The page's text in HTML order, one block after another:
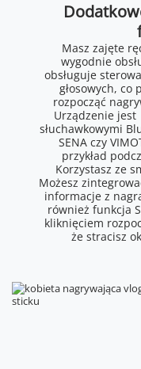
Masz zajęte
wygodnie
obsługuje
głosowych, co
rozpocząć
Urządzenie
słuchawkowymi
SENA czy
przykład
Korzystasz ze
Możesz
informacje z
również funkcja
kliknięciem
że stracisz